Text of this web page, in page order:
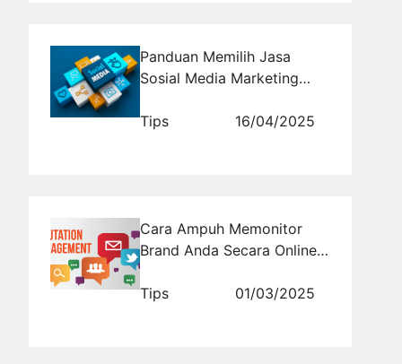
Panduan Memilih Jasa
Sosial Media Marketing
Tips
16/04/2025
Cara Ampuh Memonitor
Brand Anda Secara Online
Tips
01/03/2025